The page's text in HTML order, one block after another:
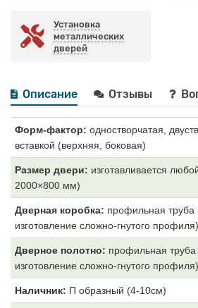
Установка
металлических
дверей
Описание Отзывы
Форм-фактор: одностворчатая,
вставкой (верхняя, боковая)
Размер двери: изготавливается
2000×800 мм)
Дверная коробка: профильная
изготовление сложно-гнутого профиля)
Дверное полотно: профильная
изготовление сложно-гнутого профиля)
Наличник: П образный (4-10см)